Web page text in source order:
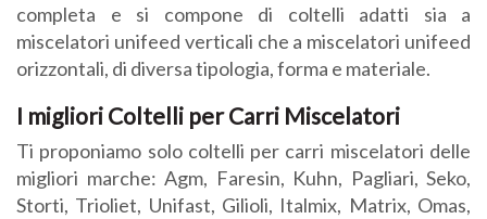
completa e si compone di coltelli adatti sia a
miscelatori unifeed verticali che a miscelatori unifeed
orizzontali, di diversa tipologia, forma e materiale.
I migliori Coltelli per Carri Miscelatori
Ti proponiamo solo coltelli per carri miscelatori delle
migliori marche: Agm, Faresin, Kuhn, Pagliari, Seko,
Storti, Trioliet, Unifast, Gilioli, Italmix, Matrix, Omas,